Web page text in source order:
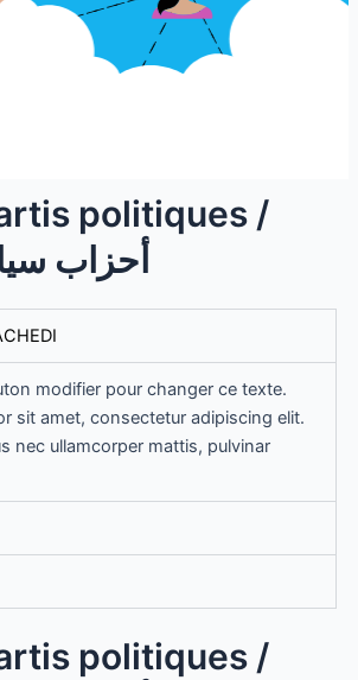
politiques /
أحزاب
modifier pour changer ce texte.
sit amet, consectetur adipiscing elit.
nec ullamcorper mattis, pulvinar
politiques /